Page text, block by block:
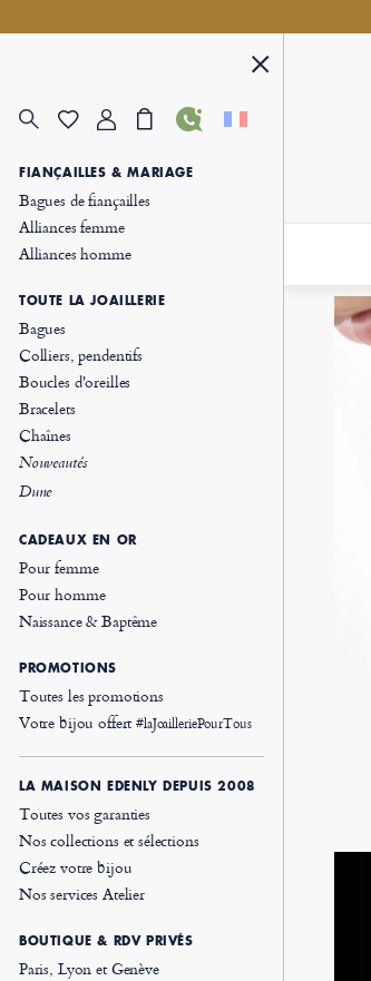
FIANÇAILLES & MARIAGE
Bagues de fiançailles
Alliances femme
Alliances homme
TOUTE LA JOAILLERIE
Bagues
Colliers, pendentifs
Boucles d'oreilles
Bracelets
Chaînes
Nouveautés
Dune
CADEAUX EN OR
Pour femme
Pour homme
Naissance & Baptême
PROMOTIONS
Toutes les promotions
Votre bijou offert#laJoailleriePourTous
LA MAISON EDENLY DEPUIS 2008
Toutes vos garanties
Nos collections et sélections
Créez votre bijou
Nos services Atelier
BOUTIQUE & RDV PRIVÉS
Paris, Lyon et Genève